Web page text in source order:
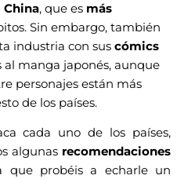
China, que es más
Sin embargo, también
industria con sus cómics
al manga japonés, aunque
personajes están más
de los países.
cada uno de los países,
algunas recomendaciones
que probéis a echarle un